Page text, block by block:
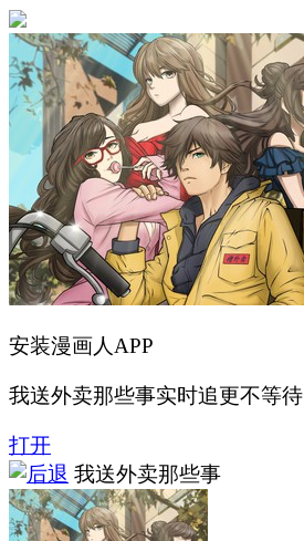
安装漫画人APP
我送外卖那些事实时追更不等待
打开
我送外卖那些事